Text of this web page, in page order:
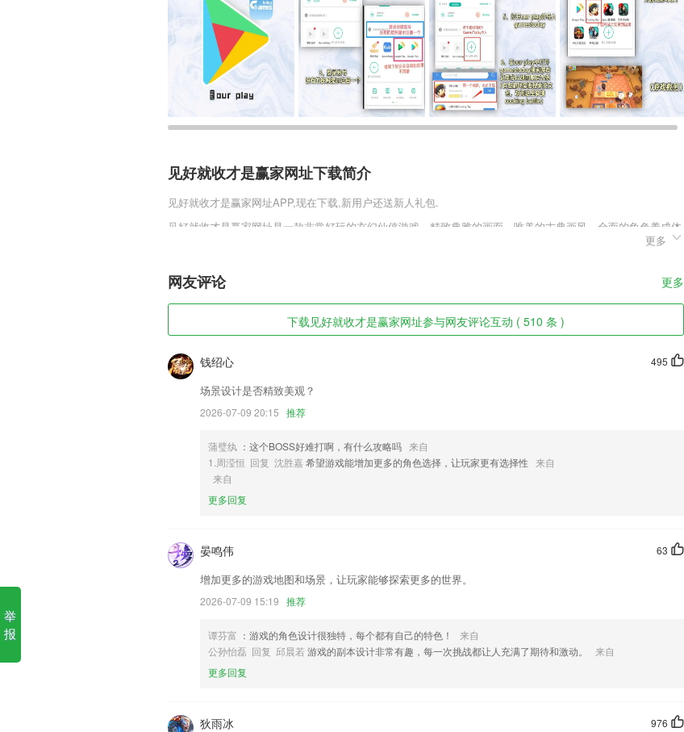
见好就收才是赢家网址下载简介
见好就收才是赢家网址APP,现在下载,新用户还送新人礼包.
见好就收才是赢家网址是一款非常好玩的玄幻仙侠游戏，精致典雅的画面，唯美的古典画风，全面的角色养成体
系，让玩家能够有多元化的体验，人物设定独特，人物的职业众多，不同的人物有着独特的天赋潜能，需要不断
见好就收才是赢家网址软件特色
2,图片编辑：打码虚化、裁剪旋转、亮度饱和度随意调整倾其所有只为成就一张完美自拍照
3,全程app操作，蓝牙直连，寻车、订车、控车、还车，支付、评价、咨询，方便快捷，享受自由、智能、便捷
的操控。
4,【站点查询】随时查看附近地铁站、出入口、卫生间及地铁延误资讯
6,【征才解决方案】基于全球高端人才库及人才数据分析，帮助企业招才引智、打造雇主品牌；
见好就收才是赢家网址软件优势
1.1操作方便：中/英文、手动/自动根据需要自动切换，满足不同用户需求
译需求。
3.方便易用的生词本：及时收藏不熟悉的单词，并提供了导入和导出到文本文件的功能
6.互动丰富不受时间场合流量限制、一台手机搞定直播
新增独立订单模块,订单管理更方便
更多
网友评论 更多
下载见好就收才是赢家网址参与网友评论互动 ( 510 条 )
495
钱绍心
场景设计是否精致美观？
2026-07-09 20:15 推荐
蒲璧纨 ：这个BOSS好难打啊，有什么攻略吗 来自
1.周滢恒 回复 沈胜嘉希望游戏能增加更多的角色选择，让玩家更有选择性 来自
来自
更多回复
63
晏鸣伟
增加更多的游戏地图和场景，让玩家能够探索更多的世界。
2026-07-09 15:19 推荐
谭芬富 ：游戏的角色设计很独特，每个都有自己的特色！
来自
公孙怡磊 回复 邱晨若游戏的副本设计非常有趣，每一次挑战都让人充满了期待和激动。
来自
更多回复
976
狄雨冰
举
报